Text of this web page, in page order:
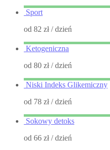
Sport
od 82 zł/ dzień
Ketogeniczna
od 80 zł/ dzień
Niski Indeks Glikemiczny
od 78 zł/ dzień
Sokowy detoks
od 66 zł/ dzień